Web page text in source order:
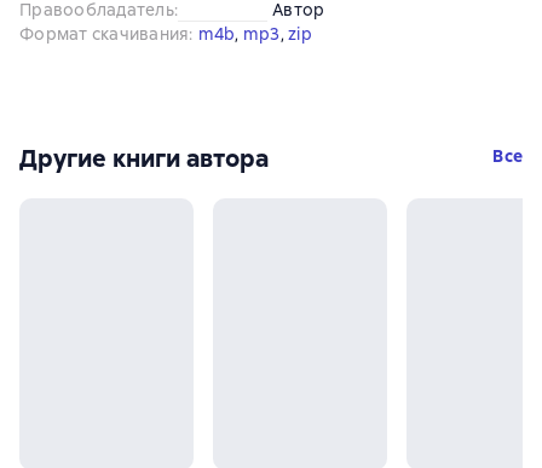
Правообладатель:
Автор
Формат скачивания: m4b, mp3, zip
Другие книги автора Все